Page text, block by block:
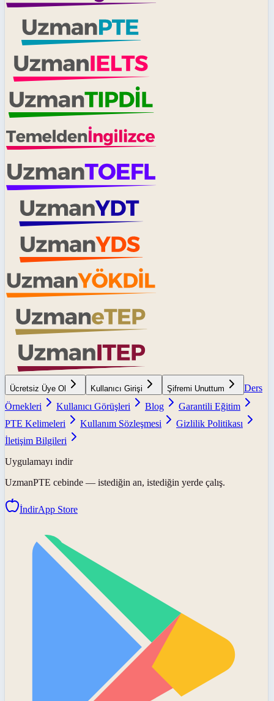
Ücretsiz Üye Ol Kullanıcı Girişi Şifremi Unuttum
Ders
Örnekleri
Kullanıcı Görüşleri Blog
Garantili Eğitim
PTE Kelimeleri
Kullanım Sözleşmesi
Gizlilik Politikası
İletişim Bilgileri
Uygulamayı indir
UzmanPTE cebinde — istediğin an, istediğin yerde çalış.
İndirApp Store